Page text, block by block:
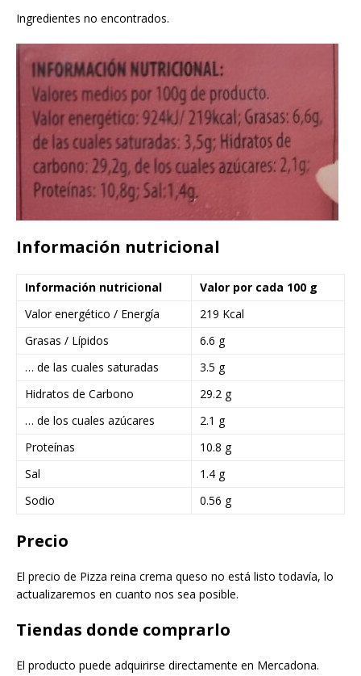
Ingredientes no encontrados.
Información nutricional
Información nutricional
Valor por cada 100 g
Valor energético / Energía
219 Kcal
Grasas / Lípidos
6.6 g
… de las cuales saturadas
3.5 g
Hidratos de Carbono
29.2 g
… de los cuales azúcares
2.1 g
Proteínas
10.8 g
Sal
1.4 g
Sodio
0.56 g
Precio
El precio de Pizza reina crema queso no está listo todavía, lo
actualizaremos en cuanto nos sea posible.
Tiendas donde comprarlo
El producto puede adquirirse directamente en Mercadona.